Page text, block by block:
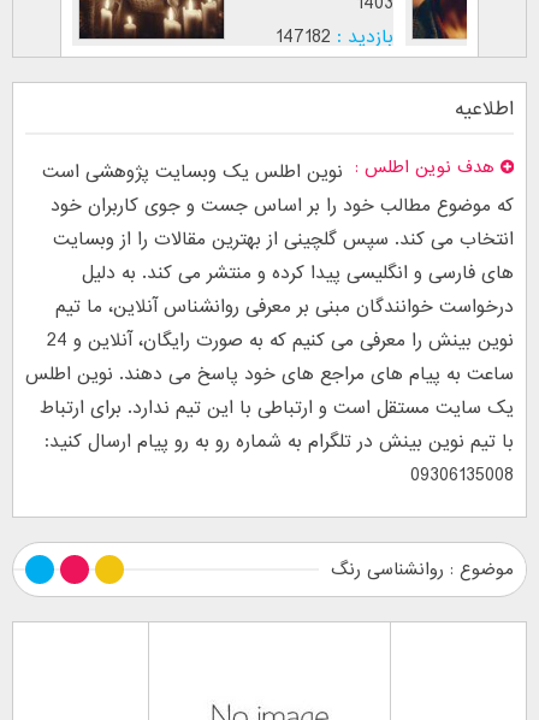
بازدید : 147182
اطلاعیه
هدف نوین اطلس
نوین اطلس یک وبسایت پژوهشی است
که موضوع مطالب خود را بر اساس جست و جوی کاربران خود
انتخاب می کند. سپس گلچینی از بهترین مقالات را از وبسایت
های فارسی و انگلیسی پیدا کرده و منتشر می کند. به دلیل
درخواست خوانندگان مبنی بر معرفی روانشناس آنلاین، ما تیم
نوین بینش را معرفی می کنیم که به صورت رایگان، آنلاین و 24
ساعت به پیام های مراجع های خود پاسخ می دهند. نوین اطلس
یک سایت مستقل است و ارتباطی با این تیم ندارد. برای ارتباط
با تیم نوین بینش در تلگرام به شماره رو به رو پیام ارسال کنید:
09306135008
موضوع : روانشناسی رنگ